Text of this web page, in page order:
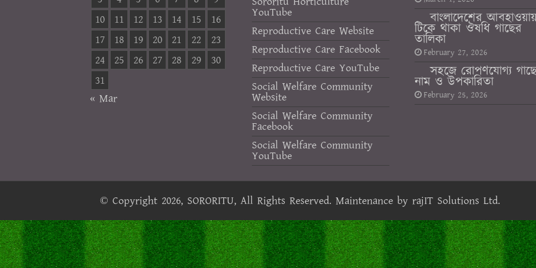
10
11 12 13 14 15
16
17
18 19 20 21 22
23
24
25 26 27 28 29
30
31
« Mar
YouTube
Reproductive Care Website
Reproductive Care Facebook
Reproductive Care YouTube
Social Welfare Community
Website
Social Welfare Community
Facebook
Social Welfare Community
YouTube
বাংলাদেশের
টিকে থাকা ঔষধি গাছের
তালিকা
February 27, 2026
সহজে রোপণযোগ্য
নাম ও উপকারিতা
February 25, 2026
© Copyright 2026, SORORITU, All Rights Reserved. Maintenance by rajIT Solutions Ltd.